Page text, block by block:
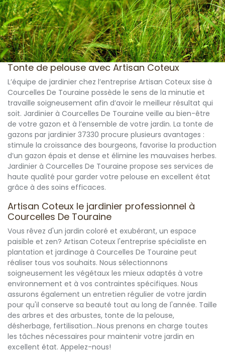
Tonte de pelouse avec Artisan Coteux
L’équipe de jardinier chez l’entreprise Artisan Coteux sise à
Courcelles De Touraine possède le sens de la minutie et
travaille soigneusement afin d’avoir le meilleur résultat qui
soit. Jardinier à Courcelles De Touraine veille au bien-être
de votre gazon et à l’ensemble de votre jardin. La tonte de
gazons par jardinier 37330 procure plusieurs avantages :
stimule la croissance des bourgeons, favorise la production
d’un gazon épais et dense et élimine les mauvaises herbes.
Jardinier à Courcelles De Touraine propose ses services de
haute qualité pour garder votre pelouse en excellent état
grâce à des soins efficaces.
Artisan Coteux le jardinier professionnel à
Courcelles De Touraine
Vous rêvez d'un jardin coloré et exubérant, un espace
paisible et zen? Artisan Coteux l'entreprise spécialiste en
plantation et jardinage à Courcelles De Touraine peut
réaliser tous vos souhaits. Nous sélectionnons
soigneusement les végétaux les mieux adaptés à votre
environnement et à vos contraintes spécifiques. Nous
assurons également un entretien régulier de votre jardin
pour qu'il conserve sa beauté tout au long de l'année. Taille
des arbres et des arbustes, tonte de la pelouse,
désherbage, fertilisation...Nous prenons en charge toutes
les tâches nécessaires pour maintenir votre jardin en
excellent état. Appelez-nous!